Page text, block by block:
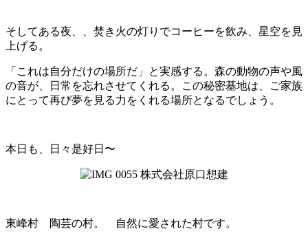
そしてある夜、、焚き火の灯りでコーヒーを飲み、星空を見
上げる。
「これは自分だけの場所だ」と実感する。森の動物の声や風
の音が、日常を忘れさせてくれる。この秘密基地は、ご家族
にとって再び夢を見る力をくれる場所となるでしょう。
本日も、日々是好日〜
東峰村 陶芸の村。 自然に愛された村です。